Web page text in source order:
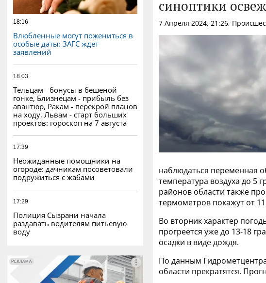
18:16
Влюбленные могут пожениться в
особые даты: ЗАГС ждет
заявлений
18:03
Тельцам - бонусы в бешеной
гонке, Близнецам - прибыль без
авантюр, Ракам - перекрой планов
на ходу, Львам - старт больших
проектов: гороскоп на 7 августа
17:39
Неожиданные помощники на
огороде: дачникам посоветовали
подружиться с жабами
17:29
Полиция Сызрани начала
раздавать водителям питьевую
воду
РЕКЛАМА
РЕКЛАМА
синоптики
7 Апреля 2024, 21:26,
наблюдаться переменная
температура воздуха до 5
районов области также
термометров покажут от
Во вторник характер
прогреется уже до 13-18
осадки в виде дождя.
По данным
области прекратятся.